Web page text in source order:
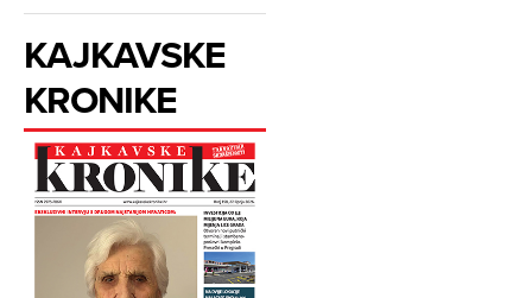
KAJKAVSKE
KRONIKE